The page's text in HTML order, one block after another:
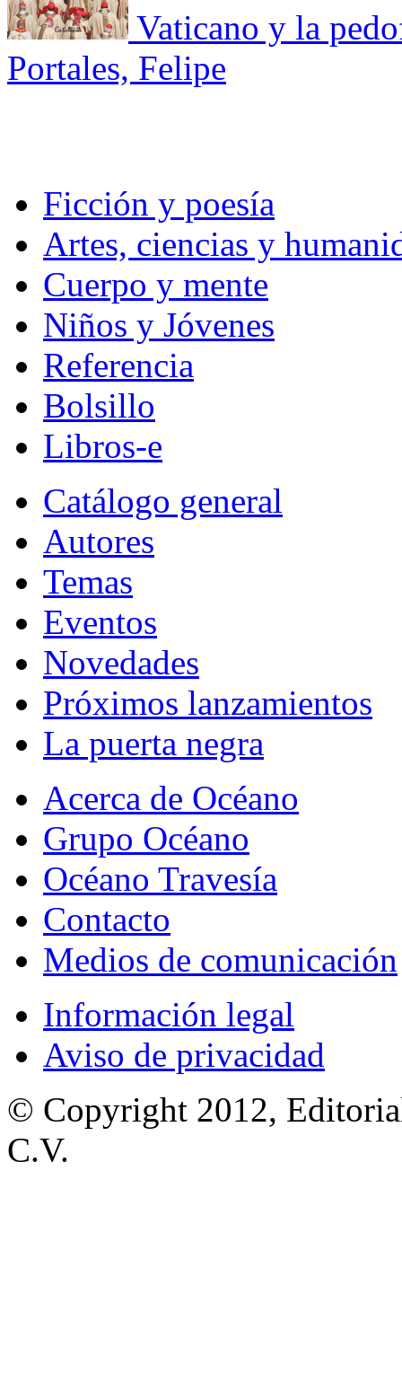
Vaticano y la
Portales, Felipe
Ficción y poesía
Artes, ciencias y
Cuerpo y mente
Niños y Jóvenes
Referencia
Bolsillo
Libros-e
Catálogo general
Autores
Temas
Eventos
Novedades
Próximos lanzamientos
La puerta negra
Acerca de Océano
Grupo Océano
Océano Travesía
Contacto
Medios de comunicación
Información legal
Aviso de privacidad
© Copyright 2012,
C.V.